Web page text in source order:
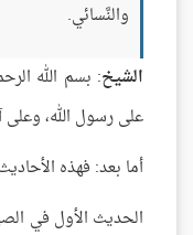
والنَّسائي.
الشيخ: بسم الله
على رسول الله،
أما بعد: فهذه
الحديث الأول في